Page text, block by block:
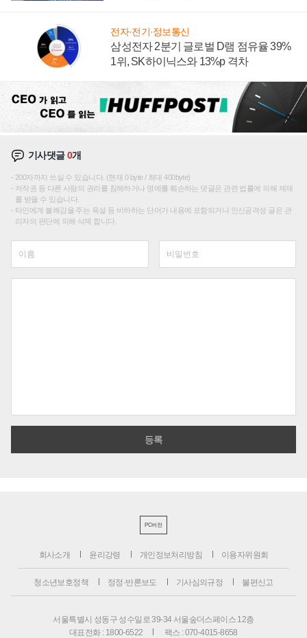
전자·전기·정보통신
삼성전자 2분기 글로벌 D램 점유율 39%
1위, SK하이닉스와 13%p 격차
기사댓글0개
200자까지 쓰실 수 있습니다. (현재 0 byte / 최대 400byte)
저작권 등 다른 사람의 권리를 침해하거나 명예를 훼손하는 댓글은 관련 법률에 의해 제재
를 받을 수 있습니다.
타인에게 불쾌감을 주는 욕설 등 비하하는 단어가 내용에 포함되거나 인신공격성 글은 관
리자의 판단에 의해 삭제 합니다.
PC버전
회사소개 윤리강령 개인정보처리방침 이용자위원회
청소년보호정책 정정·반론보도 기사심의규정 불편신고
서울특별시 성동구 성수일로 39-34 서울숲더스페이스 12층
대표전화 : 1800-6522
팩스 : 070-4015-8658